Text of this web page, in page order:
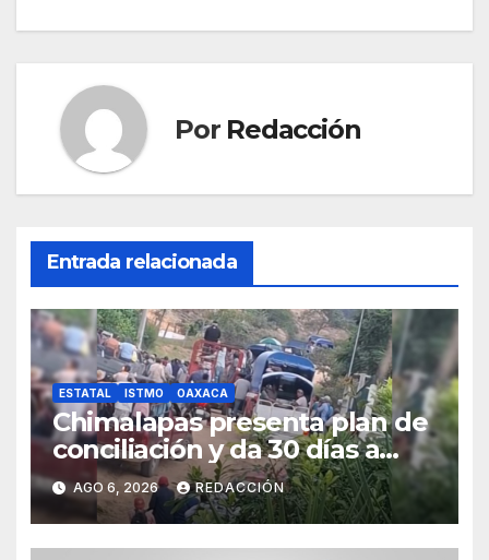
Por Redacción
Entrada relacionada
ESTATAL ISTMO OAXACA
Chimalapas presenta plan de
conciliación y da 30 días a
ejidos chiapanecos para
definir situación territorial
AGO 6, 2026 REDACCIÓN